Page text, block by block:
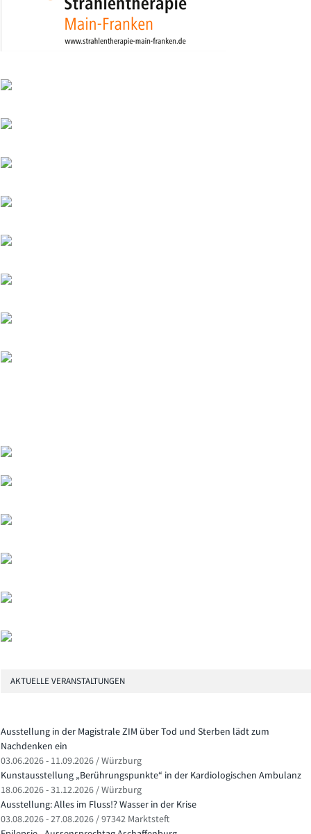
AKTUELLE VERANSTALTUNGEN
Ausstellung in der Magistrale ZIM über Tod und Sterben lädt zum
Nachdenken ein
03.06.2026 - 11.09.2026 / Würzburg
Kunstausstellung „Berührungspunkte“ in der Kardiologischen Ambulanz
18.06.2026 - 31.12.2026 / Würzburg
Ausstellung: Alles im Fluss!? Wasser in der Krise
03.08.2026 - 27.08.2026 / 97342 Marktsteft